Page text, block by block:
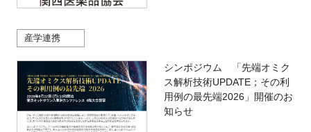
産学連携
シンポジウム 「先端オミク
ス解析技術UPDATE；その利
用例の最先端2026」開催のお
知らせ